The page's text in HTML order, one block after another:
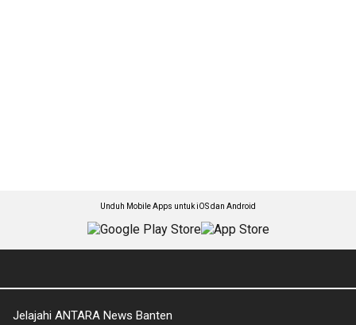
Unduh Mobile Apps untuk iOS dan Android
Jelajahi ANTARA News Banten